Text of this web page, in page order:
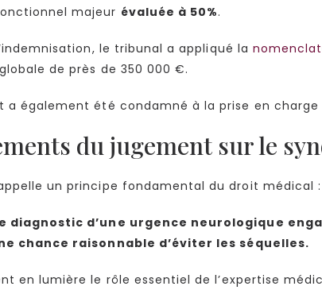
majeur évaluée à 50%.
le tribunal a appliqué la
de près de 350 000 €.
a également été condamné à la prise en
du jugement sur le
un principe fondamental du droit médical :
diagnostic d’une urgence neurologique
chance raisonnable d’éviter les séquelles.
en lumière le rôle essentiel de l’expertise